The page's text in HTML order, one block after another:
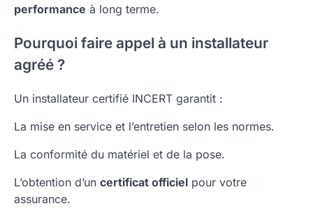
performance à long terme.
Pourquoi faire appel à un installateur
agréé ?
Un installateur certifié INCERT garantit :
La mise en service et l’entretien selon les normes.
La conformité du matériel et de la pose.
L’obtention d’un certificat officiel pour votre
assurance.